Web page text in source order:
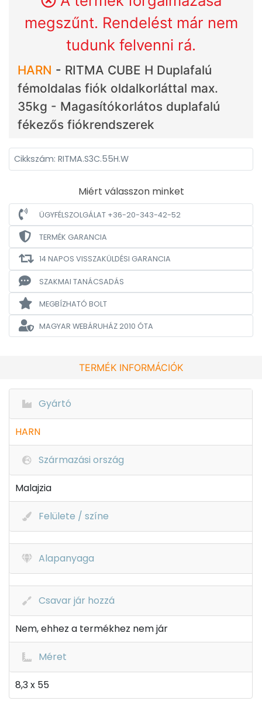
megszűnt. Rendelést már nem
tudunk felvenni rá.
HARN - RITMA CUBE H Duplafalú
fémoldalas fiók oldalkorláttal max.
35kg - Magasítókorlátos duplafalú
fékezős fiókrendszerek
Cikkszám: RITMA.S3C.55H.W
Miért válasszon minket
ÜGYFÉLSZOLGÁLAT +36-20-343-42-52
TERMÉK GARANCIA
14 NAPOS VISSZAKÜLDÉSI GARANCIA
SZAKMAI TANÁCSADÁS
MEGBÍZHATÓ BOLT
MAGYAR WEBÁRUHÁZ2010 ÓTA
TERMÉK INFORMÁCIÓK
Gyártó
HARN
Származási ország
Malajzia
Felülete / színe
Alapanyaga
Csavar jár hozzá
Nem, ehhez a termékhez nem jár
Méret
8,3 x 55